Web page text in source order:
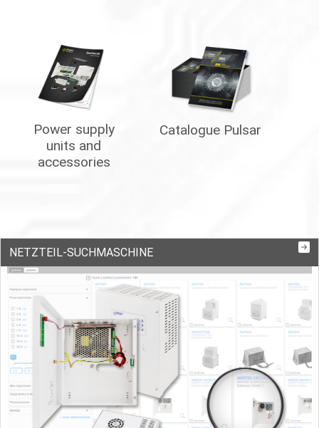
Power supply
units and
accessories
Catalogue Pulsar
NETZTEIL-SUCHMASCHINE